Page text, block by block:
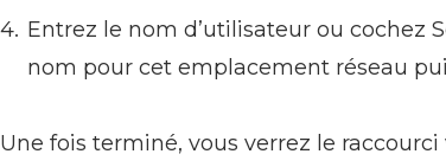
Entrez le nom d’utilisateur ou cochez
nom pour cet emplacement réseau
Une fois terminé, vous verrez le